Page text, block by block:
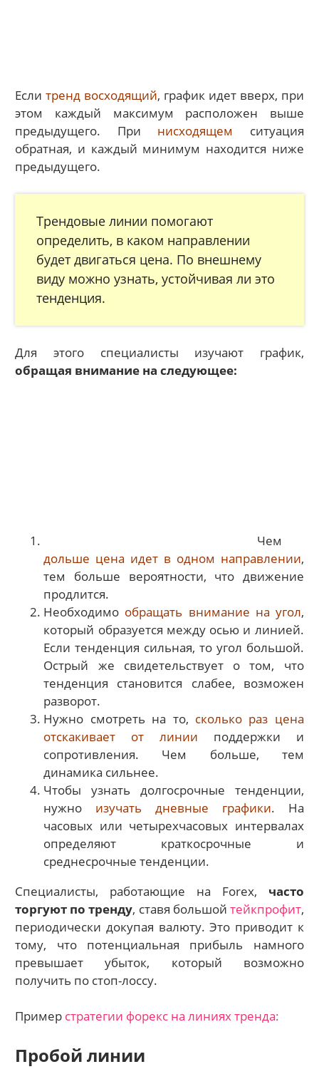
Если тренд восходящий, график идет вверх, при
этом каждый максимум расположен выше
предыдущего. При нисходящем ситуация
обратная, и каждый минимум находится ниже
предыдущего.
Трендовые линии помогают
определить, в каком направлении
будет двигаться цена. По внешнему
виду можно узнать, устойчивая ли это
тенденция.
Для этого специалисты изучают график,
обращая внимание на следующее:
Чем
дольше цена идет в одном направлении,
тем больше вероятности, что движение
продлится.
Необходимо обращать внимание на угол,
который образуется между осью и линией.
Если тенденция сильная, то угол большой.
Острый же свидетельствует о том, что
тенденция становится слабее, возможен
разворот.
Нужно смотреть на то, сколько раз цена
отскакивает от линии поддержки и
сопротивления. Чем больше, тем
динамика сильнее.
Чтобы узнать долгосрочные тенденции,
нужно изучать дневные графики. На
часовых или четырехчасовых интервалах
определяют краткосрочные и
среднесрочные тенденции.
Специалисты, работающие на Forex, часто
торгуют по тренду, ставя большой тейкпрофит,
периодически докупая валюту. Это приводит к
тому, что потенциальная прибыль намного
превышает убыток, который возможно
получить по стоп-лоссу.
Пример стратегии форекс на линиях тренда:
Пробой линии